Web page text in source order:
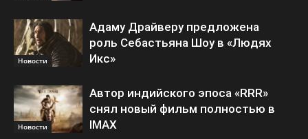
Новости
Адаму Драйверу предложена
роль Себастьяна Шоу в «Людях
Икс»
Новости
Автор индийского эпоса «RRR»
снял новый фильм полностью в
IMAX